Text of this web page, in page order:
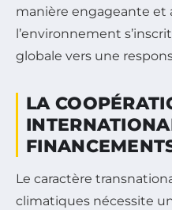
manière engageante et
l’environnement
globale vers une
LA
Le caractère
climatiques nécessite